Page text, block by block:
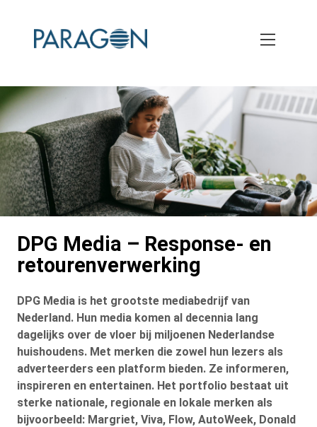
DPG Media – Response- en
retourenverwerking
DPG Media is het grootste mediabedrijf van
Nederland. Hun media komen al decennia lang
dagelijks over de vloer bij miljoenen Nederlandse
huishoudens. Met merken die zowel hun lezers als
adverteerders een platform bieden. Ze informeren,
inspireren en entertainen. Het portfolio bestaat uit
sterke nationale, regionale en lokale merken als
bijvoorbeeld: Margriet, Viva, Flow, AutoWeek, Donald